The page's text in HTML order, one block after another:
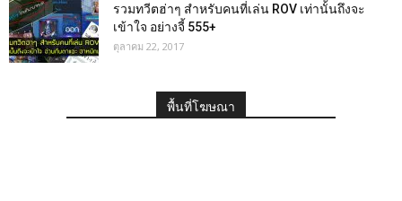
รวมทวีตฮ่าๆ สำหรับคนที่เล่น ROV เท่านั้นถึงจะ
เข้าใจ อย่างจี้ 555+
ตุลาคม 22, 2017
พื้นที่โฆษณา